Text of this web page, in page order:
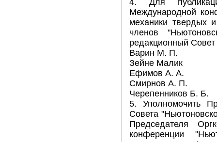
Международной
механики твердых
членов
редакционный Совет
Варин M. П.
Зейне Малик
Ефимов А. А.
Смирнов А. П.
Черепенников Б. Б.
5. Уполномочить
Совета
Председателя
конференции